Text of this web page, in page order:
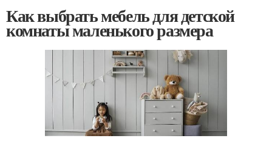
Как выбрать мебель для детской
комнаты маленького размера